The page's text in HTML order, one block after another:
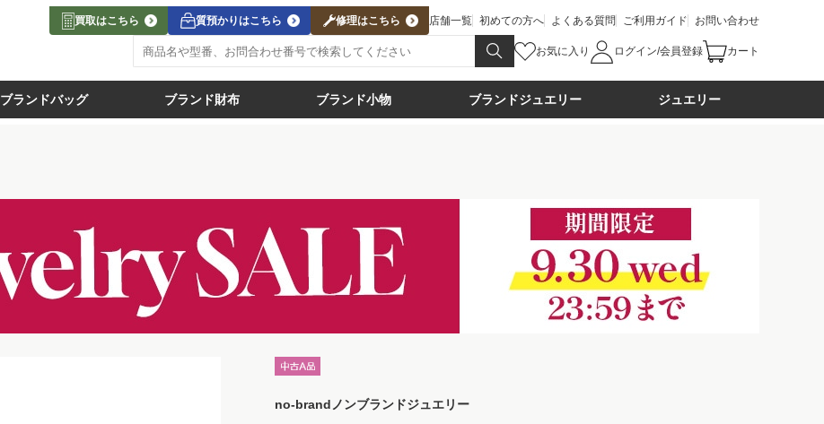
買取はこちら 質預かりはこちら 修理はこちら 店舗一覧 初めての方へ よくある質問 ご利用ガイド お問い合わせ
お気に入り ログイン/会員登録 カート
ブランドバッグ ブランド財布 ブランド小物 ブランドジュエリー ジュエリー
no-brand ノンブランドジュエリー